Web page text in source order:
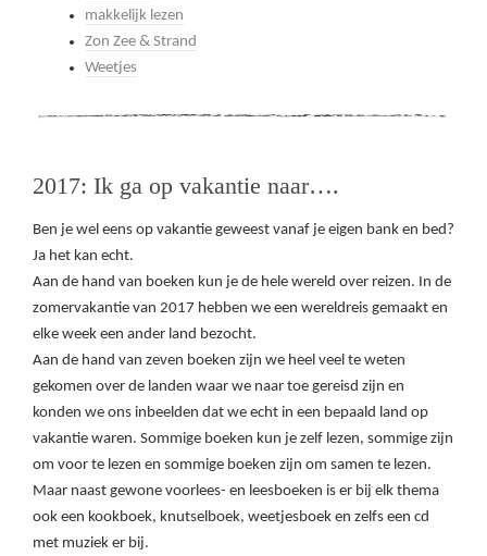
makkelijk lezen
Zon Zee & Strand
Weetjes
2017: Ik ga op vakantie naar….
Ben je wel eens op vakantie geweest vanaf je eigen bank en bed?
Ja het kan echt.
Aan de hand van boeken kun je de hele wereld over reizen. In de
zomervakantie van 2017 hebben we een wereldreis gemaakt en
elke week een ander land bezocht.
Aan de hand van zeven boeken zijn we heel veel te weten
gekomen over de landen waar we naar toe gereisd zijn en
konden we ons inbeelden dat we echt in een bepaald land op
vakantie waren. Sommige boeken kun je zelf lezen, sommige zijn
om voor te lezen en sommige boeken zijn om samen te lezen.
Maar naast gewone voorlees- en leesboeken is er bij elk thema
ook een kookboek, knutselboek, weetjesboek en zelfs een cd
met muziek er bij.